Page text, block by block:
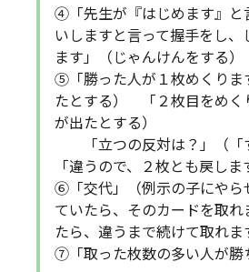
④「先生が『はじめます』と
いしますと言って握手をし、
ます」（じゃんけんをする）
⑤「勝った人が１枚めくりま
たとする） 「２枚目をめく
が出たとする）
「立つの反対は？」（「
「違うので、２枚とも戻しま
⑥「交代」（例示の子にや
ていたら、そのカードを取れ
たら、違うまで続けて取れま
⑦「取った枚数の多い人が勝